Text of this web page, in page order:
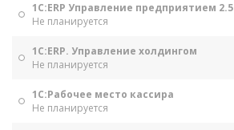
1С:ERP Управление предприятием 2.5
Не планируется
1С:ERP. Управление холдингом
Не планируется
1С:Рабочее место кассира
Не планируется